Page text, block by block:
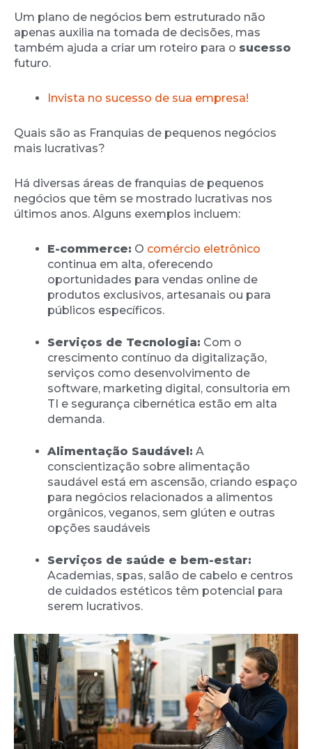
Um plano de negócios bem estruturado não
apenas auxilia na tomada de decisões, mas
também ajuda a criar um roteiro para o sucesso
futuro.
Invista no sucesso de sua empresa!
Quais são as Franquias de pequenos negócios
mais lucrativas?
Há diversas áreas de franquias de pequenos
negócios que têm se mostrado lucrativas nos
últimos anos. Alguns exemplos incluem:
E-commerce: O comércio eletrônico
continua em alta, oferecendo
oportunidades para vendas online de
produtos exclusivos, artesanais ou para
públicos específicos.
Serviços de Tecnologia: Com o
crescimento contínuo da digitalização,
serviços como desenvolvimento de
software, marketing digital, consultoria em
TI e segurança cibernética estão em alta
demanda.
Alimentação Saudável: A
conscientização sobre alimentação
saudável está em ascensão, criando espaço
para negócios relacionados a alimentos
orgânicos, veganos, sem glúten e outras
opções saudáveis
Serviços de saúde e bem-estar:
Academias, spas, salão de cabelo e centros
de cuidados estéticos têm potencial para
serem lucrativos.